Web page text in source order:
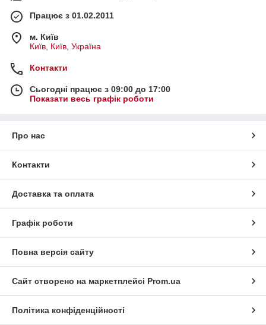
Працює з 01.02.2011
м. Київ
Київ, Київ, Україна
Контакти
Сьогодні працює з 09:00 до 17:00
Показати весь графік роботи
Про нас
Контакти
Доставка та оплата
Графік роботи
Повна версія сайту
Сайт створено на маркетплейсі Prom.ua
Політика конфіденційності